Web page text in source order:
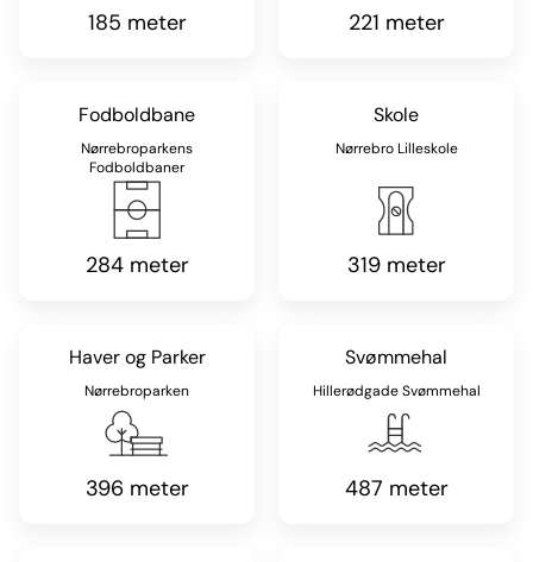
185 meter 221 meter
Fodboldbane
Nørrebroparkens
Fodboldbaner
284 meter
Skole
Nørrebro Lilleskole
319 meter
Haver og Parker
Nørrebroparken
396 meter
Svømmehal
Hillerødgade Svømmehal
487 meter